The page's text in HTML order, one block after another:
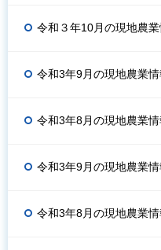
令和３年10月の現地農業
令和3年9月の現地農業
令和3年8月の現地農業
令和3年9月の現地農業情
令和3年8月の現地農業情